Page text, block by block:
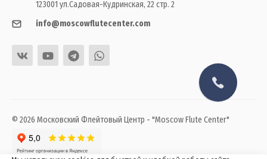
123001 ул.Садовая-Кудринская, 22 стр. 2
info@moscowflutecenter.com
© 2026 Московский Флейтовый Центр - "Moscow Flute Center"